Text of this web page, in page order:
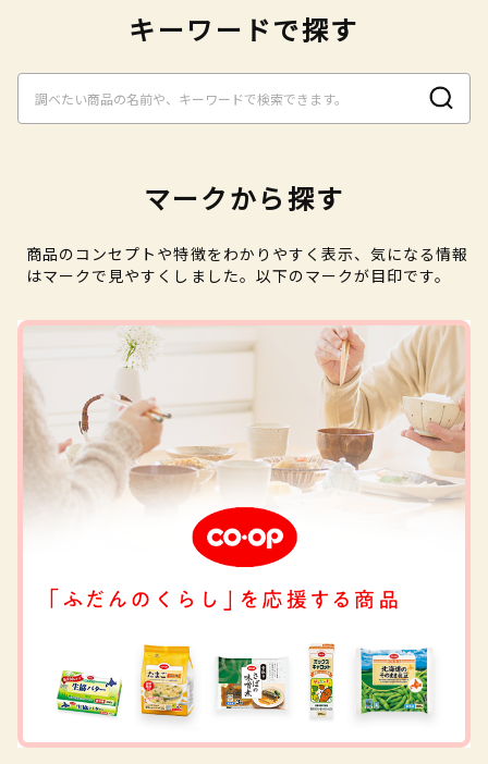
キーワードで探す
マークから探す
商品のコンセプトや特徴をわかりやすく表示、気になる情報
はマークで見やすくしました。以下のマークが目印です。